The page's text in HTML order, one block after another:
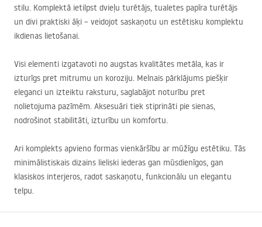
stilu. Komplektā ietilpst dvieļu turētājs, tualetes papīra turētājs
un divi praktiski āķi – veidojot saskaņotu un estētisku komplektu
ikdienas lietošanai.
Visi elementi izgatavoti no augstas kvalitātes metāla, kas ir
izturīgs pret mitrumu un koroziju. Melnais pārklājums piešķir
eleganci un izteiktu raksturu, saglabājot noturību pret
nolietojuma pazīmēm. Aksesuāri tiek stiprināti pie sienas,
nodrošinot stabilitāti, izturību un komfortu.
Ari komplekts apvieno formas vienkāršību ar mūžīgu estētiku. Tās
minimālistiskais dizains lieliski iederas gan mūsdienīgos, gan
klasiskos interjeros, radot saskaņotu, funkcionālu un elegantu
telpu.